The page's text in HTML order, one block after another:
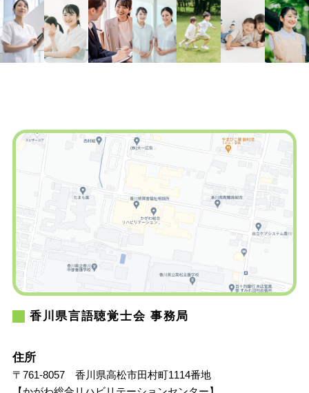
香川県言語聴覚士会 事務局
住所
〒761-8057 香川県高松市田村町1114番地